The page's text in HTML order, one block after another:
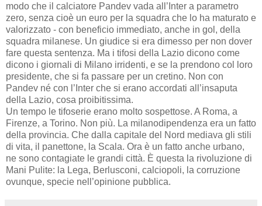
modo che il calciatore Pandev vada all’Inter a parametro
zero, senza cioè un euro per la squadra che lo ha maturato e
valorizzato - con beneficio immediato, anche in gol, della
squadra milanese. Un giudice si era dimesso per non dover
fare questa sentenza. Ma i tifosi della Lazio dicono come
dicono i giornali di Milano irridenti, e se la prendono col loro
presidente, che si fa passare per un cretino. Non con
Pandev né con l’Inter che si erano accordati all’insaputa
della Lazio, cosa proibitissima.
Un tempo le tifoserie erano molto sospettose. A Roma, a
Firenze, a Torino. Non più. La milanodipendenza era un fatto
della provincia. Che dalla capitale del Nord mediava gli stili
di vita, il panettone, la Scala. Ora è un fatto anche urbano,
ne sono contagiate le grandi città. È questa la rivoluzione di
Mani Pulite: la Lega, Berlusconi, calciopoli, la corruzione
ovunque, specie nell’opinione pubblica.